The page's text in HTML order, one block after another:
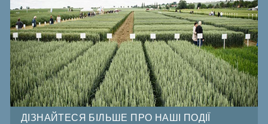
ДІЗНАЙТЕСЯ БІЛЬШЕ ПРО НАШІ ПОДІЇ